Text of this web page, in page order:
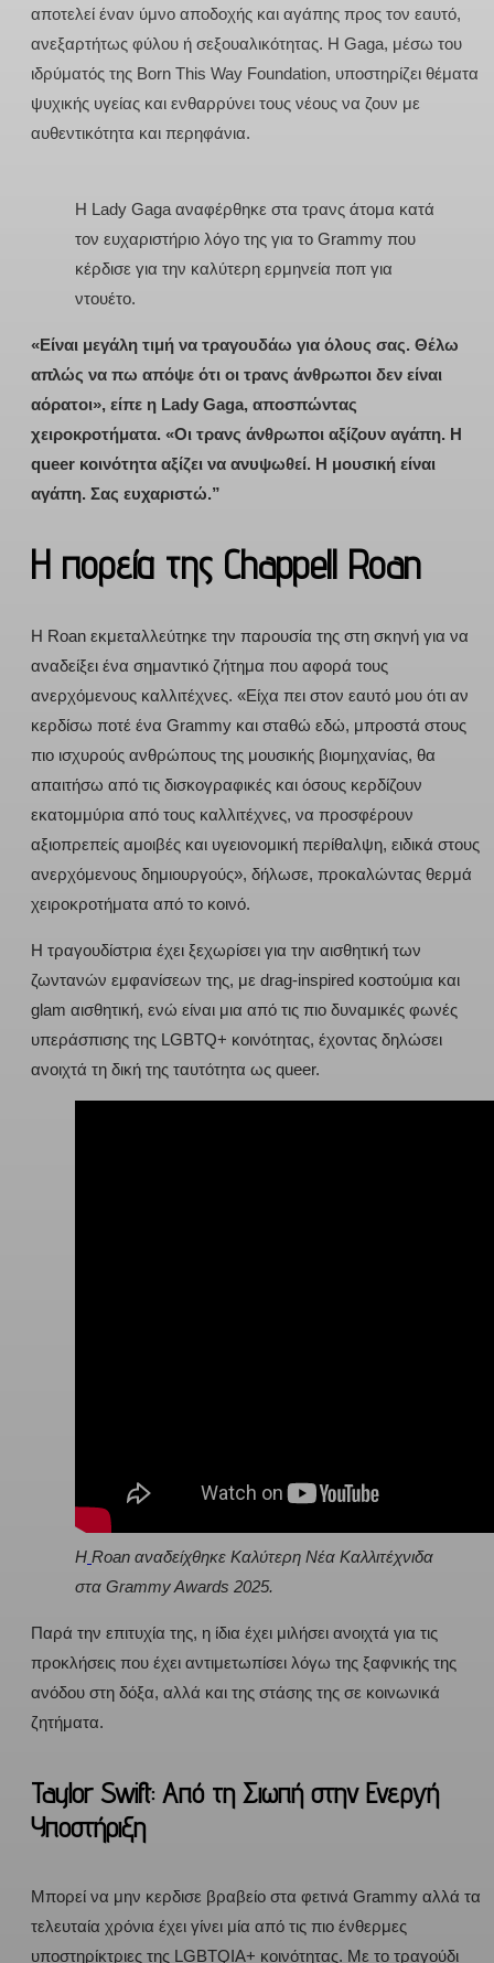
αποτελεί έναν ύμνο αποδοχής και αγάπης προς τον εαυτό,
ανεξαρτήτως φύλου ή σεξουαλικότητας. Η Gaga, μέσω του
ιδρύματός της Born This Way Foundation, υποστηρίζει θέματα
ψυχικής υγείας και ενθαρρύνει τους νέους να ζουν με
αυθεντικότητα και περηφάνια.
Η Lady Gaga αναφέρθηκε στα τρανς άτομα κατά
τον ευχαριστήριο λόγο της για το Grammy που
κέρδισε για την καλύτερη ερμηνεία ποπ για
ντουέτο.
«Είναι μεγάλη τιμή να τραγουδάω για όλους σας. Θέλω
απλώς να πω απόψε ότι οι τρανς άνθρωποι δεν είναι
αόρατοι», είπε η Lady Gaga, αποσπώντας
χειροκροτήματα. «Οι τρανς άνθρωποι αξίζουν αγάπη. Η
queer κοινότητα αξίζει να ανυψωθεί. Η μουσική είναι
αγάπη. Σας ευχαριστώ.”
Η πορεία της Chappell Roan
Η Roan εκμεταλλεύτηκε την παρουσία της στη σκηνή για να
αναδείξει ένα σημαντικό ζήτημα που αφορά τους
ανερχόμενους καλλιτέχνες. «Είχα πει στον εαυτό μου ότι αν
κερδίσω ποτέ ένα Grammy και σταθώ εδώ, μπροστά στους
πιο ισχυρούς ανθρώπους της μουσικής βιομηχανίας, θα
απαιτήσω από τις δισκογραφικές και όσους κερδίζουν
εκατομμύρια από τους καλλιτέχνες, να προσφέρουν
αξιοπρεπείς αμοιβές και υγειονομική περίθαλψη, ειδικά στους
ανερχόμενους δημιουργούς», δήλωσε, προκαλώντας θερμά
χειροκροτήματα από το κοινό.
Η τραγουδίστρια έχει ξεχωρίσει για την αισθητική των
ζωντανών εμφανίσεων της, με drag-inspired κοστούμια και
glam αισθητική, ενώ είναι μια από τις πιο δυναμικές φωνές
υπεράσπισης της LGBTQ+ κοινότητας, έχοντας δηλώσει
ανοιχτά τη δική της ταυτότητα ως queer.
Η Roan αναδείχθηκε Καλύτερη Νέα Καλλιτέχνιδα
στα Grammy Awards 2025.
Παρά την επιτυχία της, η ίδια έχει μιλήσει ανοιχτά για τις
προκλήσεις που έχει αντιμετωπίσει λόγω της ξαφνικής της
ανόδου στη δόξα, αλλά και της στάσης της σε κοινωνικά
ζητήματα.
Taylor Swift: Από τη Σιωπή στην Ενεργή
Υποστήριξη
Μπορεί να μην κερδισε βραβείο στα φετινά Grammy αλλά τα
τελευταία χρόνια έχει γίνει μία από τις πιο ένθερμες
υποστηρίκτριες της LGBTQIA+ κοινότητας. Με το τραγούδι